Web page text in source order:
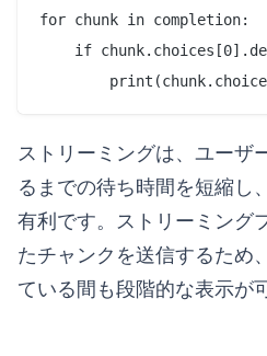
for chunk in completion:
if
ストリーミングは、ユーザ
るまでの待ち時間を短縮し
有利です。ストリーミング
たチャンクを送信するため
ている間も段階的な表示が